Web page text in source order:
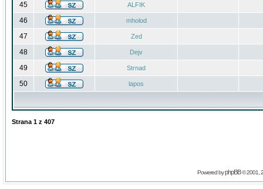
45 ALFIK
46 mholod
47 Zed
48 Dejv
49 Strnad
50 lapos
Strana 1 z 407
Powered byphpBB© 2001,